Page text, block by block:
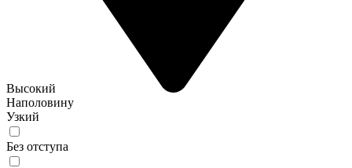
Высокий
Наполовину
Узкий
Без отступа